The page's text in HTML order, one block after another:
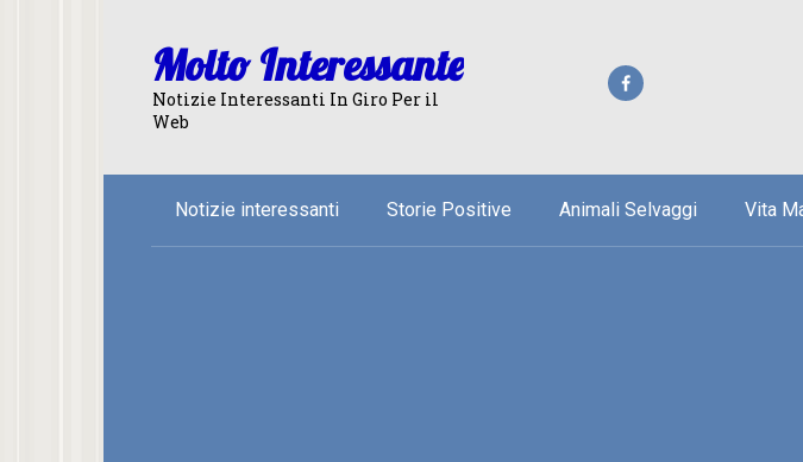
Molto Interessante
Notizie Interessanti In Giro Per il
Web
Notizie interessanti Storie Positive Animali Selvaggi Vita